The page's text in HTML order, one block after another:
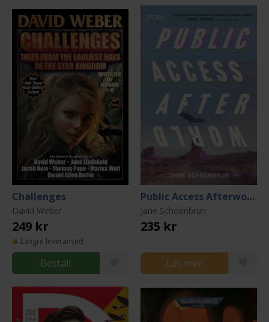
Challenges
David Weber
249 kr
Längre leveranstid
Beställ
Public Access Afterworld
Jane Schoenbrun
235 kr
Läs mer